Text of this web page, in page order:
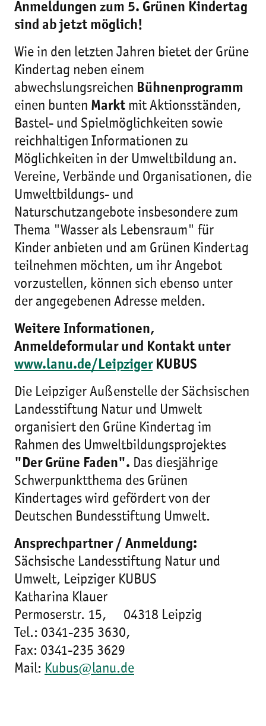
Anmeldungen zum 5. Grünen Kindertag
sind ab jetzt möglich!
Wie in den letzten Jahren bietet der Grüne
Kindertag neben einem
abwechslungsreichen Bühnenprogramm
einen bunten Markt mit Aktionsständen,
Bastel- und Spielmöglichkeiten sowie
reichhaltigen Informationen zu
Möglichkeiten in der Umweltbildung an.
Vereine, Verbände und Organisationen, die
Umweltbildungs- und
Naturschutzangebote insbesondere zum
Thema "Wasser als Lebensraum" für
Kinder anbieten und am Grünen Kindertag
teilnehmen möchten, um ihr Angebot
vorzustellen, können sich ebenso unter
der angegebenen Adresse melden.
Weitere Informationen,
Anmeldeformular und Kontakt unter
www.lanu.de/LeipzigerKUBUS
Die Leipziger Außenstelle der Sächsischen
Landesstiftung Natur und Umwelt
organisiert den Grüne Kindertag im
Rahmen des Umweltbildungsprojektes
"Der Grüne Faden". Das diesjährige
Schwerpunktthema des Grünen
Kindertages wird gefördert von der
Deutschen Bundesstiftung Umwelt.
Ansprechpartner / Anmeldung:
Sächsische Landesstiftung Natur und
Umwelt, Leipziger KUBUS
Katharina Klauer
Permoserstr. 15, 04318 Leipzig
Tel.: 0341-235 3630,
Fax: 0341-235 3629
Mail: Kubus@lanu.de